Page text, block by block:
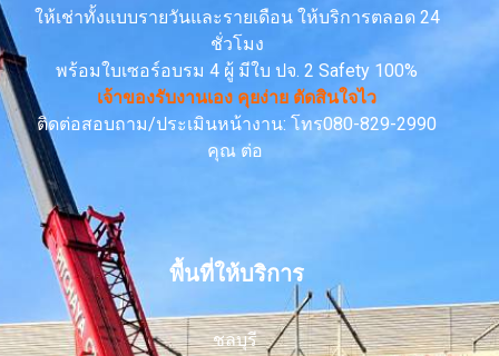
ให้เช่าทั้งแบบรายวันและรายเดือน ให้บริการตลอด 24
ชั่วโมง
พร้อมใบเซอร์อบรม 4 ผู้ มีใบ ปจ. 2 Safety 100%
เจ้าของรับงานเอง คุยง่าย ตัดสินใจไว
ติดต่อสอบถาม/ประเมินหน้างาน: โทร080-829-2990
คุณ ต่อ
พื้นที่ให้บริการ
ชลบุรี